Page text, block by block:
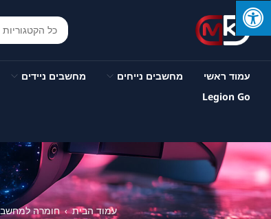
עמוד ראשי מחשבים נייחים מחשבים ניידים
Legion Go
עמוד הבית › חומרה